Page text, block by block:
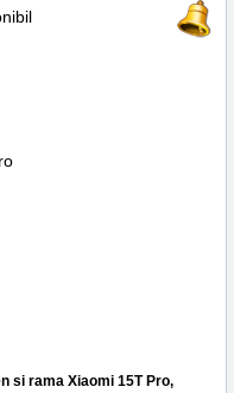
si rama Xiaomi 15T Pro,